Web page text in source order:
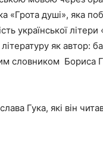
«Грота душі», яка
української
як автор:
словником Бориса
Гука, які він